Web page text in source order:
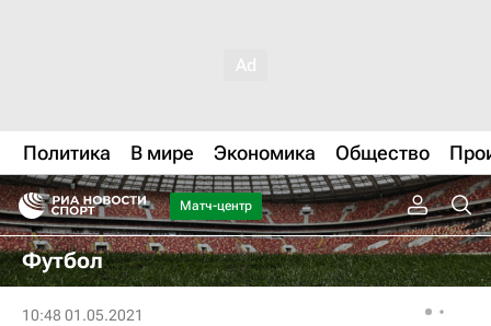
Политика В мире Экономика Общество
Матч-центр
Футбол
10:48 01.05.2021